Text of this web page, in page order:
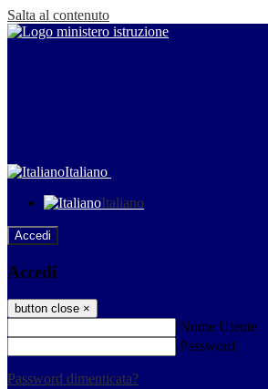
Salta al contenuto
Italiano
Italiano
Accedi
Accedi
button close ×
Nome Utente
Password
Password dimenticata?